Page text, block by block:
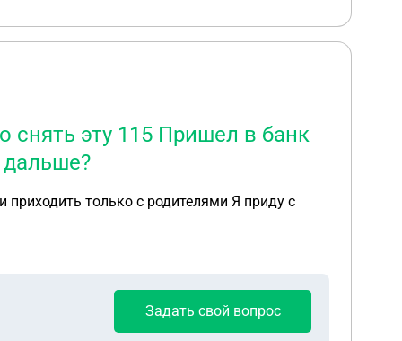
снять эту 115 Пришел в банк
дальше?
приходить только с родителями Я приду с
Задать свой вопрос